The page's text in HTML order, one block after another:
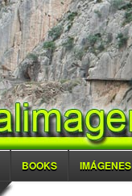
BOOKS IMÁGENES